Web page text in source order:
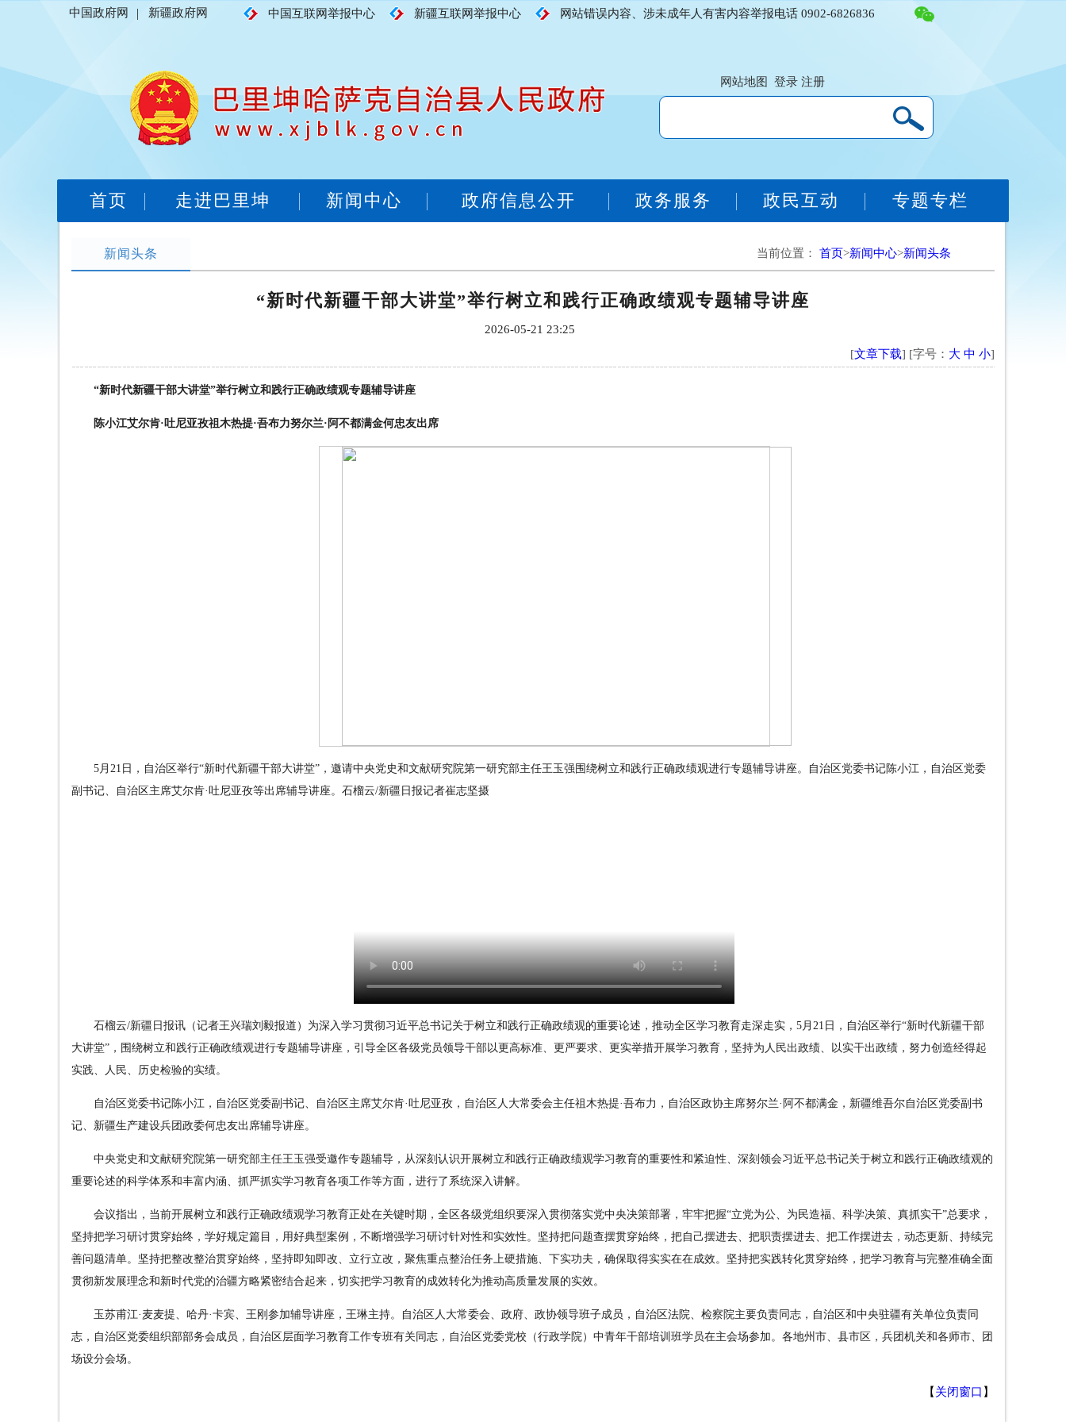
中国政府网 | 新疆政府网 中国互联网举报中心 新疆互联网举报中心 网站错误内容、涉未成年人有害内容举报电话 0902-6826836
网站地图 登录 注册
首页 走进巴里坤 新闻中心 政府信息公开 政务服务 政民互动 专题专栏
新闻头条 当前位置： 首页>新闻中心>新闻头条
“新时代新疆干部大讲堂”举行树立和践行正确政绩观专题辅导讲座
2026-05-21 23:25
[文章下载] [字号： 大 中 小]
“新时代新疆干部大讲堂”举行树立和践行正确政绩观专题辅导讲座
陈小江艾尔肯·吐尼亚孜祖木热提·吾布力努尔兰·阿不都满金何忠友出席
5月21日，自治区举行“新时代新疆干部大讲堂”，邀请中央党史和文献研究院第一研究部主任王玉强围绕树立和践行正确政绩观进行专题辅导讲座。自治区党委书记陈小江，自治区党委
副书记、自治区主席艾尔肯·吐尼亚孜等出席辅导讲座。石榴云/新疆日报记者崔志坚摄
石榴云/新疆日报讯（记者王兴瑞刘毅报道）为深入学习贯彻习近平总书记关于树立和践行正确政绩观的重要论述，推动全区学习教育走深走实，5月21日，自治区举行“新时代新疆干部
大讲堂”，围绕树立和践行正确政绩观进行专题辅导讲座，引导全区各级党员领导干部以更高标准、更严要求、更实举措开展学习教育，坚持为人民出政绩、以实干出政绩，努力创造经得起
实践、人民、历史检验的实绩。
自治区党委书记陈小江，自治区党委副书记、自治区主席艾尔肯·吐尼亚孜，自治区人大常委会主任祖木热提·吾布力，自治区政协主席努尔兰·阿不都满金， 新疆维吾尔自治区党委副书
记、新疆生产建设兵团政委何忠友出席辅导讲座。
中央党史和文献研究院第一研究部主任王玉强受邀作专题辅导，从深刻认识开展树立和践行正确政绩观学习教育的重要性和紧迫性、深刻领会习近平总书记关于树立和践行正确政绩观的
重要论述的科学体系和丰富内涵、抓严抓实学习教育各项工作等方面，进行了系统深入讲解。
会议指出，当前开展树立和践行正确政绩观学习教育正处在关键时期，全区各级党组织要深入贯彻落实党中央决策部署，牢牢把握“立党为公、为民造福、科学决策、真抓实干”总要求，
坚持把学习研讨贯穿始终，学好规定篇目，用好典型案例，不断增强学习研讨针对性和实效性。坚持把问题查摆贯穿始终，把自己摆进去、把职责摆进去、把工作摆进去，动态更新、持续完
善问题清单。坚持把整改整治贯穿始终，坚持即知即改、立行立改，聚焦重点整治任务上硬措施、下实功夫，确保取得实实在在成效。坚持把实践转化贯穿始终，把学习教育与完整准确全面
贯彻新发展理念和新时代党的治疆方略紧密结合起来，切实把学习教育的成效转化为推动高质量发展的实效。
玉苏甫江·麦麦提、哈丹·卡宾、王刚参加辅导讲座，王琳主持。自治区人大常委会、政府、政协领导班子成员，自治区法院、检察院主要负责同志，自治区和中央驻疆有关单位负责同
志，自治区党委组织部部务会成员，自治区层面学习教育工作专班有关同志，自治区党委党校（行政学院）中青年干部培训班学员在主会场参加。各地州市、县市区，兵团机关和各师市、团
场设分会场。
【 关闭窗口 】